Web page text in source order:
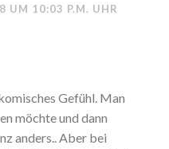
UM 10:03 P.M. UHR
Gefühl. Man
möchte und dann
anders.. Aber bei